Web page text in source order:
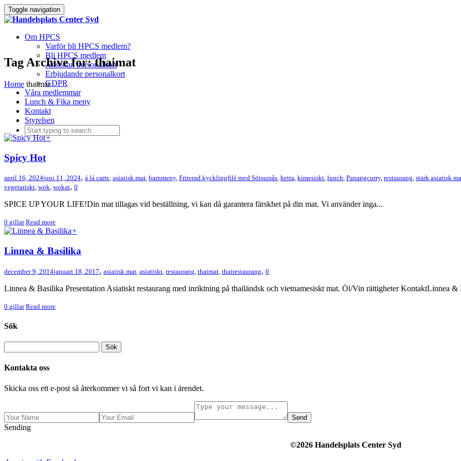
Toggle navigation
Om HPCS
Varför bli HPCS medlem?
Bli HPCS medlem
Ansökan personalkort
Erbjudande personalkort
GDPR
Våra medlemmar
Lunch & Fika meny
Kontakt
Styrelsen
Tag Archive for: thaimat
Home thaimat
+
Spicy Hot
april 16, 2024juni 11, 2024, á lá carte, asiatisk mat, barnmeny, Friterad kycklingfilé med Sötsursås, hetta, kimesiskt, lunch, Panangcurry, restaurang, stark asiatisk
vegetariskt, wok, wokat, 0
SPICE UP YOUR LIFE!Din mat tillagas vid beställning, vi kan då garantera färskhet på din mat. Vi använder inga...
0 gillar Read more
+
Linnea & Basilika
december 9, 2014januari 18, 2017, asiatisk mat asiatiskt restaurang thaimat thairestaurang, 0
Linnea & Basilika Presentation Asiatiskt restaurang med inriktning på thailändsk och vietnamesiskt mat. Öl/Vin rättigheter KontaktLinnea &
0 gillar Read more
Sök
Kontakta oss
Skicka oss ett e-post så återkommer vi så fort vi kan i ärendet.
Send
Sending
©2026 Handelsplats Center Syd